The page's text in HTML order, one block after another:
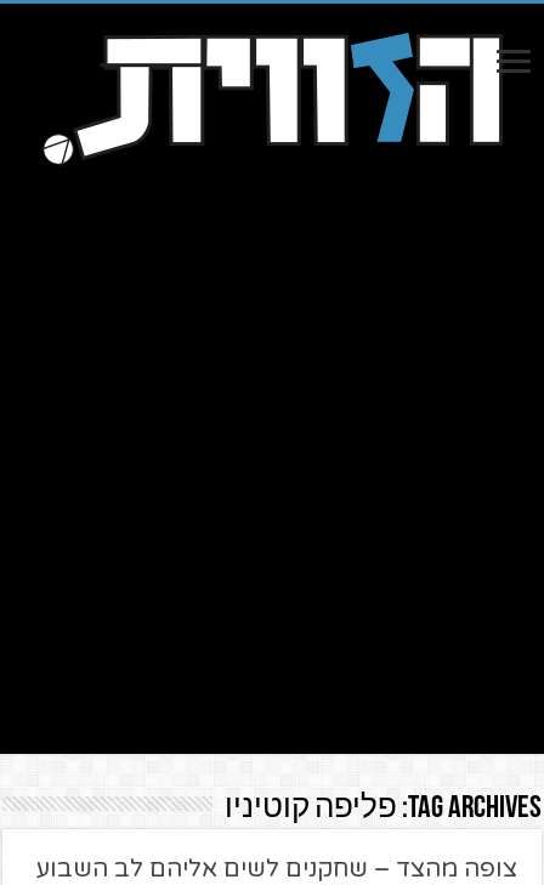
Tag Archives: פליפה קוטיניו
צופה מהצד – שחקנים לשים אליהם לב השבוע